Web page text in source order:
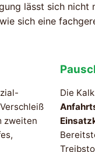
lässt sich
sich eine
zweiten
Die